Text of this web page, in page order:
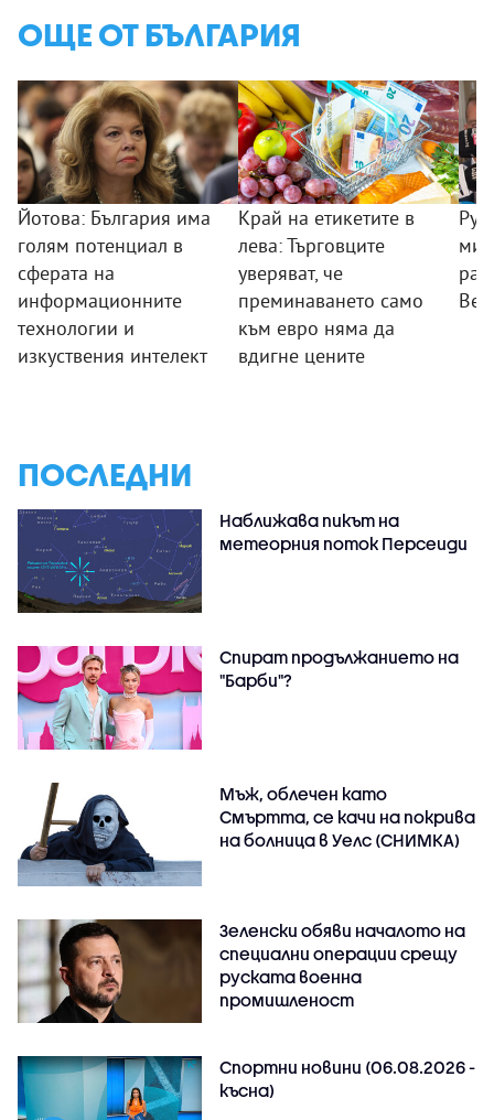
ОЩЕ ОТ БЪЛГАРИЯ
Йотова: България има
голям потенциал в
сферата на
информационните
технологии и
изкуствения интелект
Край на етикетите в
лева: Търговците
уверяват, че
преминаването само
към евро няма да
вдигне цените
ПОСЛЕДНИ
Наближава пикът на
метеорния поток Персеиди
Спират продължанието на
"Барби"?
Мъж, облечен като
Смъртта, се качи на покрива
на болница в Уелс (СНИМКА)
Зеленски обяви началото на
специални операции срещу
руската военна
промишленост
Спортни новини (06.08.2026 -
късна)